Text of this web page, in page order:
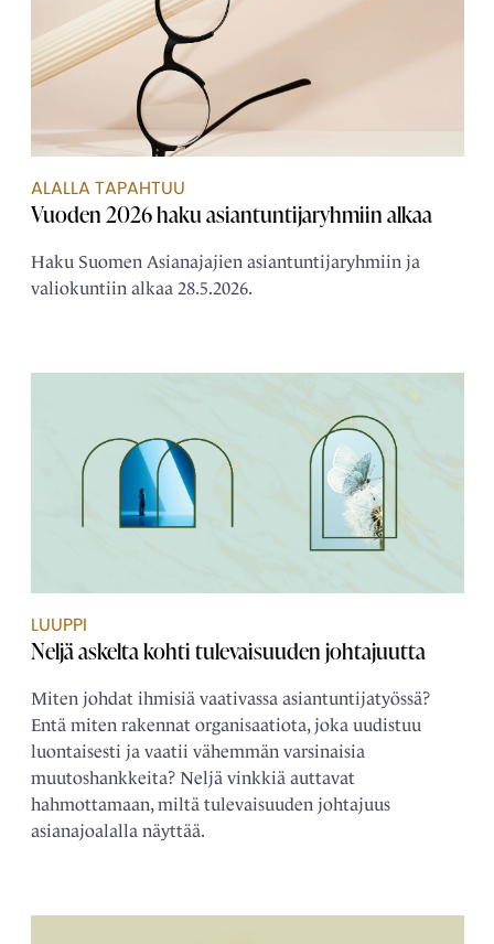
ALALLA TAPAHTUU
Vuoden 2026 haku asiantuntijaryhmiin alkaa
Haku Suomen Asianajajien asiantuntijaryhmiin ja
valiokuntiin alkaa 28.5.2026.
LUUPPI
Neljä askelta kohti tulevaisuuden johtajuutta
Miten johdat ihmisiä vaativassa asiantuntijatyössä?
Entä miten rakennat organisaatiota, joka uudistuu
luontaisesti ja vaatii vähemmän varsinaisia
muutoshankkeita? Neljä vinkkiä auttavat
hahmottamaan, miltä tulevaisuuden johtajuus
asianajoalalla näyttää.